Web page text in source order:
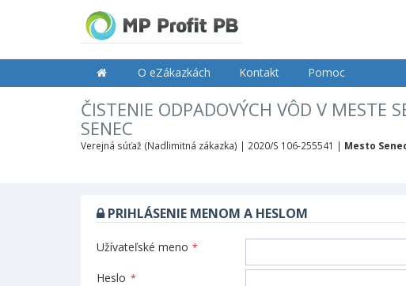
O eZákazkách Kontakt Pomoc
ČISTENIE ODPADOVÝCH VÔD V MESTE
SENEC
Verejná súťaž (Nadlimitná zákazka) | 2020/S 106-255541 | Mesto
PRIHLÁSENIE MENOM A HESLOM
Užívateľské meno *
Heslo *